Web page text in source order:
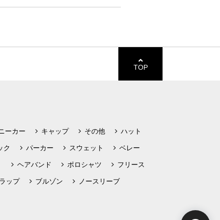
TOP
ーカー キャップ その他 ハット
ク パーカー スウェット ベレー
ヘアバンド ポロシャツ フリース
ップ ブルゾン ノースリーブ